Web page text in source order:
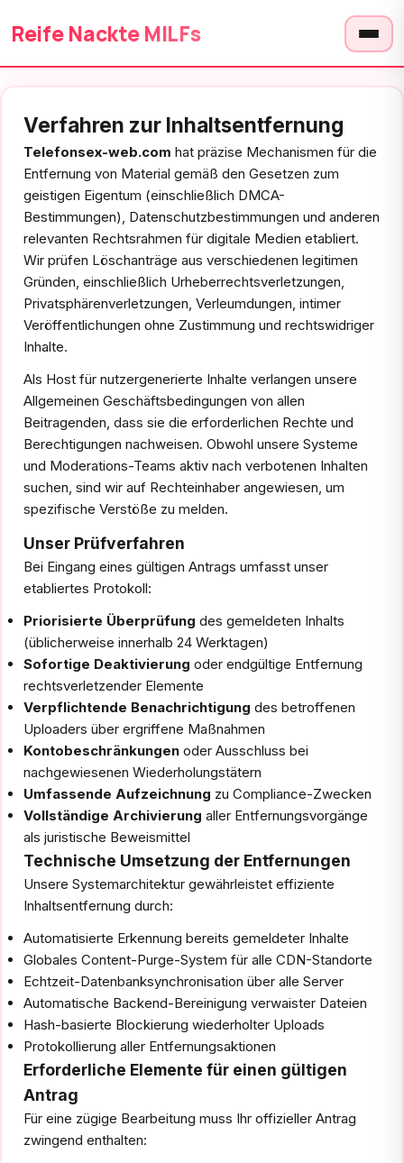
Reife Nackte MILFs
Verfahren zur Inhaltsentfernung
Telefonsex-web.com hat präzise Mechanismen für die
Entfernung von Material gemäß den Gesetzen zum
geistigen Eigentum (einschließlich DMCA-
Bestimmungen), Datenschutzbestimmungen und anderen
relevanten Rechtsrahmen für digitale Medien etabliert.
Wir prüfen Löschanträge aus verschiedenen legitimen
Gründen, einschließlich Urheberrechtsverletzungen,
Privatsphärenverletzungen, Verleumdungen, intimer
Veröffentlichungen ohne Zustimmung und rechtswidriger
Inhalte.
Als Host für nutzergenerierte Inhalte verlangen unsere
Allgemeinen Geschäftsbedingungen von allen
Beitragenden, dass sie die erforderlichen Rechte und
Berechtigungen nachweisen. Obwohl unsere Systeme
und Moderations-Teams aktiv nach verbotenen Inhalten
suchen, sind wir auf Rechteinhaber angewiesen, um
spezifische Verstöße zu melden.
Unser Prüfverfahren
Bei Eingang eines gültigen Antrags umfasst unser
etabliertes Protokoll:
Priorisierte Überprüfung des gemeldeten Inhalts
(üblicherweise innerhalb 24 Werktagen)
Sofortige Deaktivierung oder endgültige Entfernung
rechtsverletzender Elemente
Verpflichtende Benachrichtigung des betroffenen
Uploaders über ergriffene Maßnahmen
Kontobeschränkungen oder Ausschluss bei
nachgewiesenen Wiederholungstätern
Umfassende Aufzeichnung zu Compliance-Zwecken
Vollständige Archivierung aller Entfernungsvorgänge
als juristische Beweismittel
Technische Umsetzung der Entfernungen
Unsere Systemarchitektur gewährleistet effiziente
Inhaltsentfernung durch:
Automatisierte Erkennung bereits gemeldeter Inhalte
Globales Content-Purge-System für alle CDN-Standorte
Echtzeit-Datenbanksynchronisation über alle Server
Automatische Backend-Bereinigung verwaister Dateien
Hash-basierte Blockierung wiederholter Uploads
Protokollierung aller Entfernungsaktionen
Erforderliche Elemente für einen gültigen
Antrag
Für eine zügige Bearbeitung muss Ihr offizieller Antrag
zwingend enthalten: